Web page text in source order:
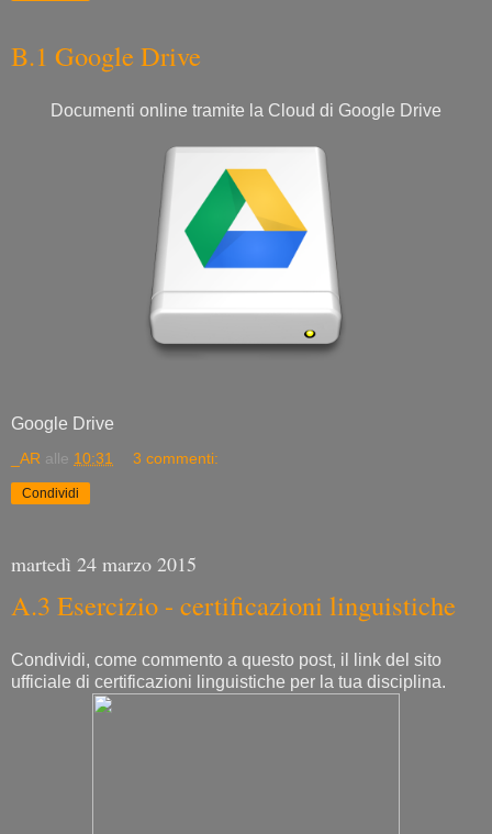
B.1 Google Drive
Documenti online tramite la Cloud di Google Drive
Google Drive
_AR alle 10:31 3 commenti:
Condividi
martedì 24 marzo 2015
A.3 Esercizio - certificazioni linguistiche
Condividi, come commento a questo post, il link del sito
ufficiale di certificazioni linguistiche per la tua disciplina.